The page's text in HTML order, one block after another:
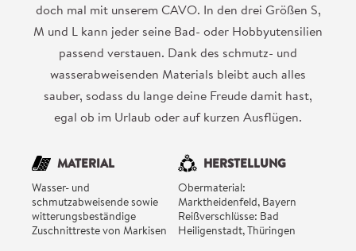
doch mal mit unserem CAVO. In den drei Größen S,
M und L kann jeder seine Bad- oder Hobbyutensilien
passend verstauen. Dank des schmutz- und
wasserabweisenden Materials bleibt auch alles
sauber, sodass du lange deine Freude damit hast,
egal ob im Urlaub oder auf kurzen Ausflügen.
MATERIAL
Wasser- und
schmutzabweisende sowie
witterungsbeständige
Zuschnittreste von Markisen
HERSTELLUNG
Obermaterial:
Marktheidenfeld, Bayern
Reißverschlüsse: Bad
Heiligenstadt, Thüringen